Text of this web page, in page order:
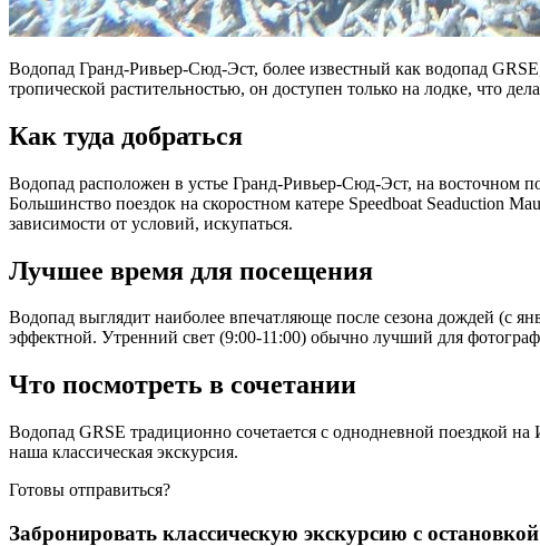
Водопад Гранд-Ривьер-Сюд-Эст, более известный как водопад
тропической растительностью, он доступен только на лодке, что
Как туда добраться
Водопад расположен в устье Гранд-Ривьер-Сюд-Эст, на восточном
Большинство поездок на скоростном катере Speedboat Seaduction
зависимости от условий, искупаться.
Лучшее время для посещения
Водопад выглядит наиболее впечатляюще после сезона дождей (с
эффектной. Утренний свет (9:00-11:00) обычно лучший для
Что посмотреть в сочетании
Водопад GRSE традиционно сочетается с однодневной поездкой
наша классическая экскурсия.
Готовы отправиться?
Забронировать классическую экскурсию с